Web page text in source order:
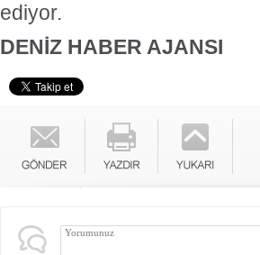
ediyor.
DENİZ HABER AJANSI